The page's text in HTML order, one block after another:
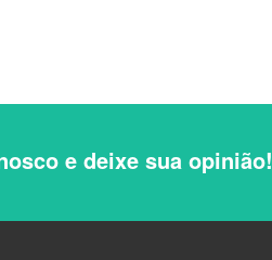
e deixe sua opinião!